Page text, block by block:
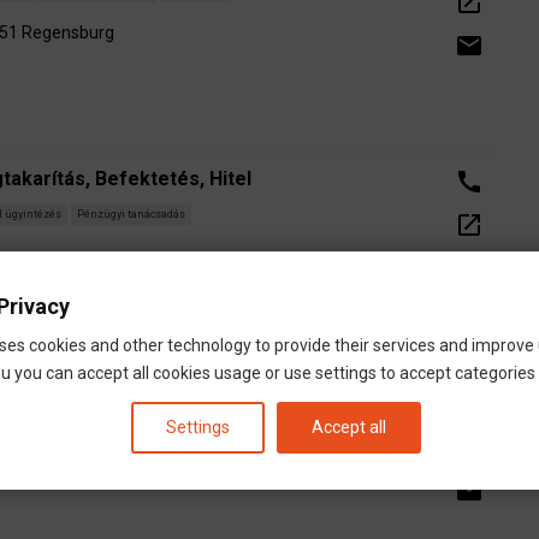
Regensburg
email
Befektetés, Hitel
ügyintézés Pénzügyi tanácsadás
call
open_in_new
Pénzügyi tanácsadás
email
cookies and other technology to provide their services and improve
you can accept all cookies usage or use settings to accept categories
Settings Accept all